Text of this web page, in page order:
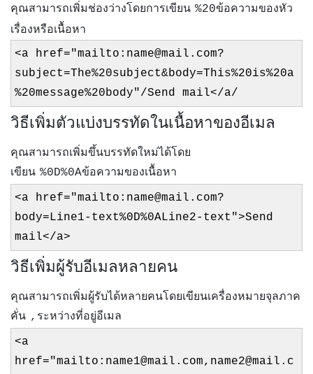
คุณสามารถเพิ่มช่องว่างโดยการเขียน %20ข้อความของหัว
เรื่องหรือเนื้อหา
<a href="mailto:name@mail.com?
subject=The%20subject&body=This%20is%20a
%20message%20body"/Send mail</a/
วิธีเพิ่มตัวแบ่งบรรทัดในเนื้อหาของอีเมล
คุณสามารถเพิ่มขึ้นบรรทัดใหม่ได้โดย
เขียน %0D%0Aข้อความของเนื้อหา
<a href="mailto:name@mail.com?
body=Line1-text%0D%0ALine2-text">Send
mail</a>
วิธีเพิ่มผู้รับอีเมลหลายคน
คุณสามารถเพิ่มผู้รับได้หลายคนโดยเขียนเครื่องหมายจุลภาค
คั่น , ระหว่างที่อยู่อีเมล
<a
href="mailto:name1@mail.com,name2@mail.c